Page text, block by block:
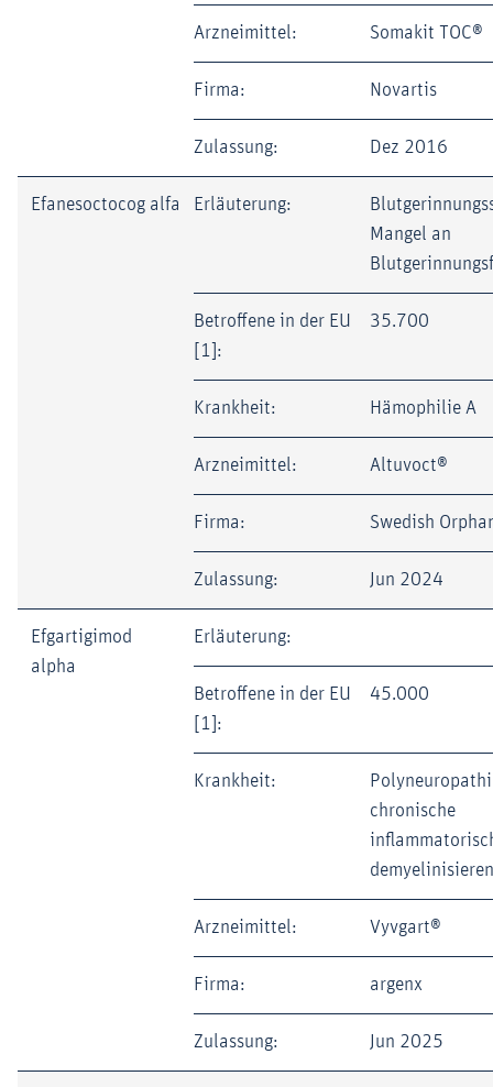
Arzneimittel: Somakit TOC®
Firma: Novartis
Zulassung: Dez 2016
Efanesoctocog alfa Erläuterung:
Mangel an
Betroffene in der EU
[1]:
35.700
Krankheit: Hämophilie A
Arzneimittel: Altuvoct®
Firma: Swedish
Zulassung: Jun 2024
Efgartigimod
alpha
Erläuterung:
Betroffene in der EU
[1]:
45.000
Krankheit:
chronische
Arzneimittel: Vyvgart®
Firma: argenx
Zulassung: Jun 2025